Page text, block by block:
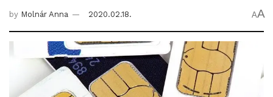
by Molnár Anna 2020.02.18. AA